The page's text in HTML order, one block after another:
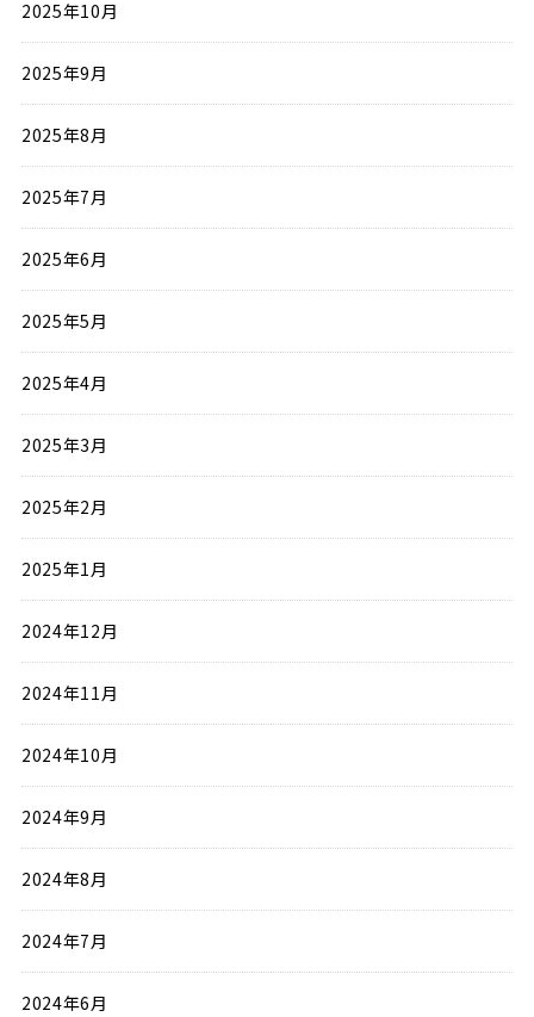
2025年10月
2025年9月
2025年8月
2025年7月
2025年6月
2025年5月
2025年4月
2025年3月
2025年2月
2025年1月
2024年12月
2024年11月
2024年10月
2024年9月
2024年8月
2024年7月
2024年6月